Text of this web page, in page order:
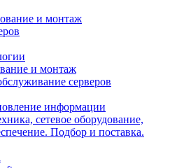
и монтаж
и монтаж
серверов
информации
сетевое оборудование,
Подбор и поставка.